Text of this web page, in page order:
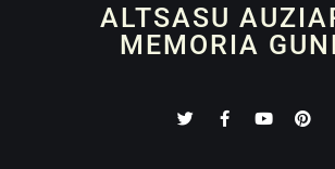
ALTSASU
MEMORIA